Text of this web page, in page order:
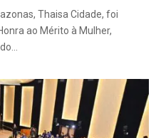
Thaisa Cidade, foi
ao Mérito à Mulher,